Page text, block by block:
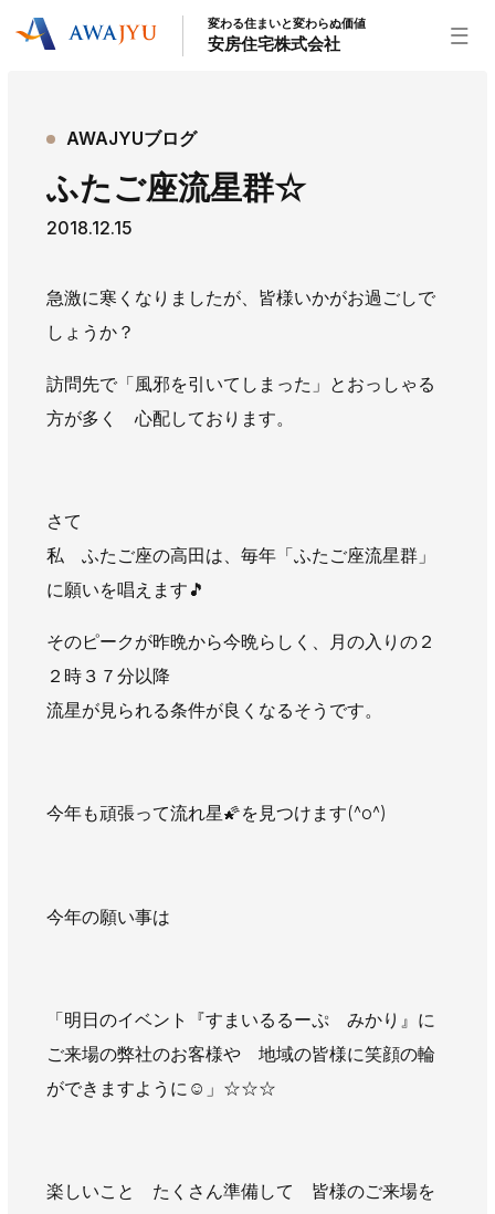
リフォーム事業 外装事業
新築住宅事業
不動産事業
安房住宅について
スタッフ紹介
AWAJYUブログ
大型工事施工事例
採用情報
新卒・第二新卒採用 アルバイト採用 中途採用
協力会社募集
変わる住まいと変わらぬ価値
安房住宅株式会社
AWAJYUブログ
ふたご座流星群☆
2018.12.15
急激に寒くなりましたが、皆様いかがお過ごしで
しょうか？
訪問先で「風邪を引いてしまった」とおっしゃる
方が多く 心配しております。
さて
私 ふたご座の高田は、毎年「ふたご座流星群」
に願いを唱えます🎵
そのピークが昨晩から今晩らしく、月の入りの２
２時３７分以降
流星が見られる条件が良くなるそうです。
今年も頑張って流れ星🌠を見つけます(^o^)
今年の願い事は
「明日のイベント『すまいるるーぷ みかり』に
ご来場の弊社のお客様や 地域の皆様に笑顔の輪
ができますように☺」☆☆☆
楽しいこと たくさん準備して 皆様のご来場を